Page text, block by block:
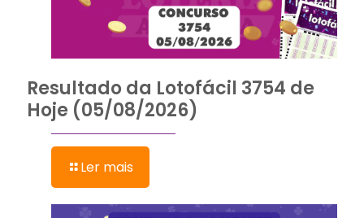
Resultado da Lotofácil 3754 de
Hoje (05/08/2026)
Ler mais